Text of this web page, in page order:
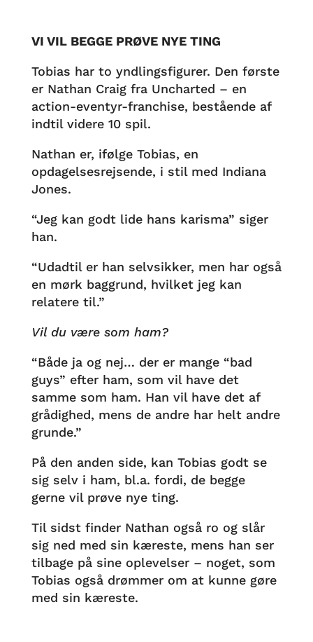
VI VIL BEGGE PRØVE NYE TING
Tobias har to yndlingsfigurer. Den første
er Nathan Craig fra Uncharted – en
action-eventyr-franchise, bestående af
indtil videre 10 spil.
Nathan er, ifølge Tobias, en
opdagelsesrejsende, i stil med Indiana
Jones.
“Jeg kan godt lide hans karisma” siger
han.
“Udadtil er han selvsikker, men har også
en mørk baggrund, hvilket jeg kan
relatere til.”
Vil du være som ham?
“Både ja og nej… der er mange “bad
guys” efter ham, som vil have det
samme som ham. Han vil have det af
grådighed, mens de andre har helt andre
grunde.”
På den anden side, kan Tobias godt se
sig selv i ham, bl.a. fordi, de begge
gerne vil prøve nye ting.
Til sidst finder Nathan også ro og slår
sig ned med sin kæreste, mens han ser
tilbage på sine oplevelser – noget, som
Tobias også drømmer om at kunne gøre
med sin kæreste.